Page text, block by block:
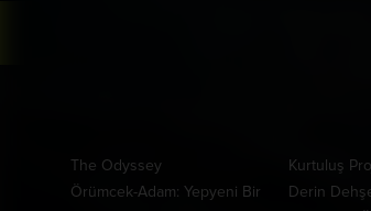
The Odyssey
Örümcek-Adam: Yepyeni Bir
Kurtuluş
Derin